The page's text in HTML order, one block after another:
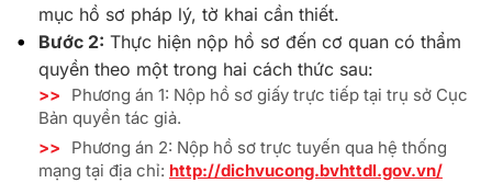
mục hồ sơ pháp lý, tờ khai cần thiết.
Bước 2: Thực hiện nộp hồ sơ đến cơ quan có thẩm
quyền theo một trong hai cách thức sau:
>>
Phương án 1: Nộp hồ sơ giấy trực tiếp tại trụ sở Cục
Bản quyền tác giả.
>>
Phương án 2: Nộp hồ sơ trực tuyến qua hệ thống
mạng tại địa chỉ: http://dichvucong.bvhttdl.gov.vn/